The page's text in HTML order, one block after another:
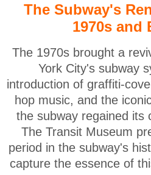
The Subway's
1970s and
The 1970s brought a
York City's subway
introduction of graffiti-
hop music, and the
the subway regained its
The Transit Museum
period in the subway's
capture the essence of